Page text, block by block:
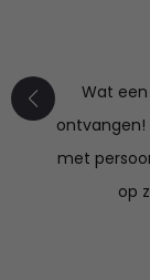
Wat
ontvangen!
met
op